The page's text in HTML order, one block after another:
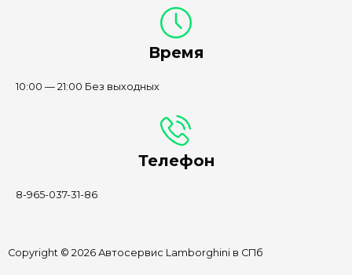
Время
10:00 — 21:00 Без выходных
Телефон
8-965-037-31-86
Copyright © 2026 Автосервис Lamborghini в СПб